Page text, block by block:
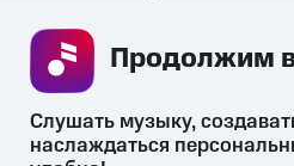
СКАЧАТЬ
Слушать музыку,
наслаждаться